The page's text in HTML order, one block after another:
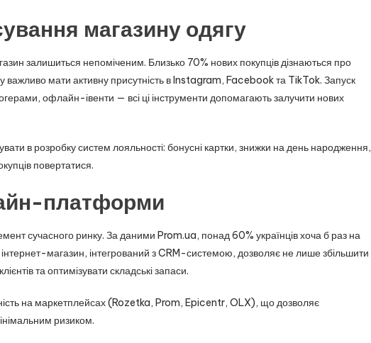
магазину одягу
залишиться непоміченим. Близько 70% нових покупців дізнаються про
важливо мати активну присутність в Instagram, Facebook та TikTok. Запуск
офлайн-івенти — всі ці інструменти допомагають залучити нових
в розробку систем лояльності: бонусні картки, знижки на день народження,
повертатися.
платформи
сучасного ринку. За даними Prom.ua, понад 60% українців хоча б раз на
магазин, інтегрований з CRM-системою, дозволяє не лише збільшити
та оптимізувати складські запаси.
на маркетплейсах (Rozetka, Prom, Epicentr, OLX), що дозволяє
ризиком.